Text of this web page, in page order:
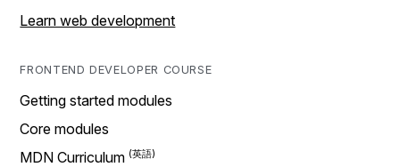
Learn web development
FRONTEND DEVELOPER COURSE
Getting started modules
Core modules
MDN Curriculum